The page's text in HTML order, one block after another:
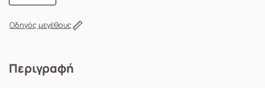
Οδηγός μεγέθους
Περιγραφή